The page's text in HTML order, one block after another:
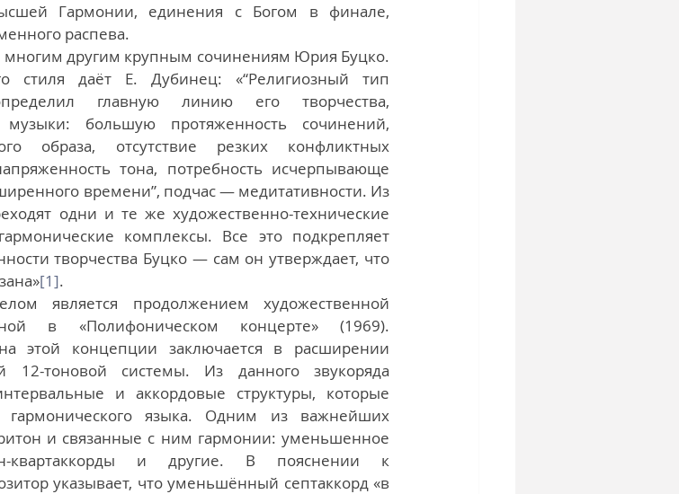
Гармонии, единения с Богом в финале,
распева.
многим другим крупным сочинениям Юрия Буцко.
стиля даёт Е. Дубинец: «“Религиозный тип
главную линию его творчества,
музыки: большую протяженность сочинений,
образа, отсутствие резких конфликтных
тона, потребность исчерпывающе
времени”, подчас — медитативности. Из
одни и те же художественно-технические
комплексы. Все это подкрепляет
творчества Буцко — сам он утверждает, что
[1].
является продолжением художественной
в «Полифоническом концерте» (1969).
этой концепции заключается в расширении
12-тоновой системы. Из данного звукоряда
и аккордовые структуры, которые
гармонического языка. Одним из важнейших
и связанные с ним гармонии: уменьшенное
квартаккорды и другие. В пояснении к
указывает, что уменьшённый септаккорд «в